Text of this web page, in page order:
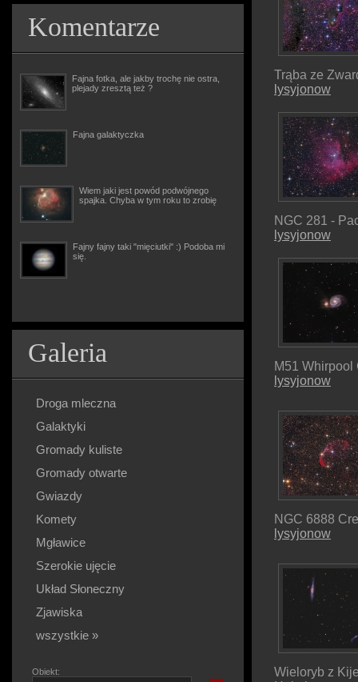
Komentarze
Fajna fotka, ale jakby trochę nie ostra,
plejady zresztą też ?
Fajna galaktyczka
Wiem jaki jest powód podwójnego
spajka. Chyba w tym roku to zrobię
Fajny fajny taki "mięciutki" :) Podoba mi
się.
Galeria
Droga mleczna
Galaktyki
Gromady kuliste
Gromady otwarte
Gwiazdy
Komety
Mgławice
Szerokie ujęcie
Układ Słoneczny
Zjawiska
wszystkie »
Obiekt:
Trąba ze
lysyjonow
NGC 281 -
lysyjonow
M51 Whirpool
lysyjonow
NGC 6888
lysyjonow
Wieloryb z